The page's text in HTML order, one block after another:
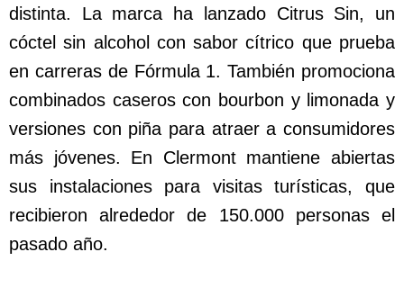
distinta. La marca ha lanzado Citrus Sin, un
cóctel sin alcohol con sabor cítrico que prueba
en carreras de Fórmula 1. También promociona
combinados caseros con bourbon y limonada y
versiones con piña para atraer a consumidores
más jóvenes. En Clermont mantiene abiertas
sus instalaciones para visitas turísticas, que
recibieron alrededor de 150.000 personas el
pasado año.